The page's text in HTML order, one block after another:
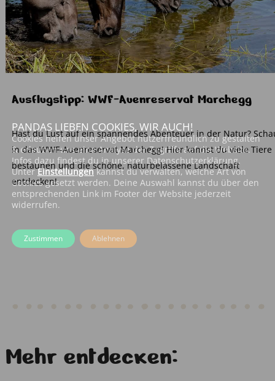
Ausflugstipp: WWF-Auenreservat Marchegg
Hast du Lust auf ein spannendes Abenteuer in der Natur?
in das WWF-Auenreservat Marchegg! Hier kannst du viele Tiere
bestaunen und die schöne, naturbelassene Landschaft
entdecken!
Mehr entdecken:
PANDAS LIEBEN COOKIES, WIR AUCH!
Cookies helfen unser Angebot nutzerfreundlich zu gestalten
& erlauben uns eine Analyse der Zugriffe auf die Website.
Infos dazu findest du in unserer Datenschutzerklärung.
UnterEinstellungen kannst du verwalten, welche Art von
Cookies gesetzt werden. Deine Auswahl kannst du über den
entsprechenden Link im Footer der Website jederzeit
widerrufen.
Zustimmen Ablehnen